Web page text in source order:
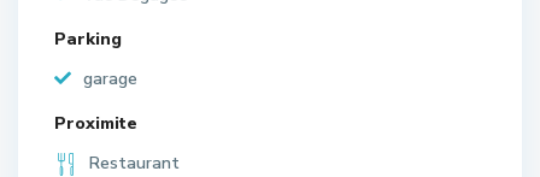
Parking
garage
Proximite
Restaurant